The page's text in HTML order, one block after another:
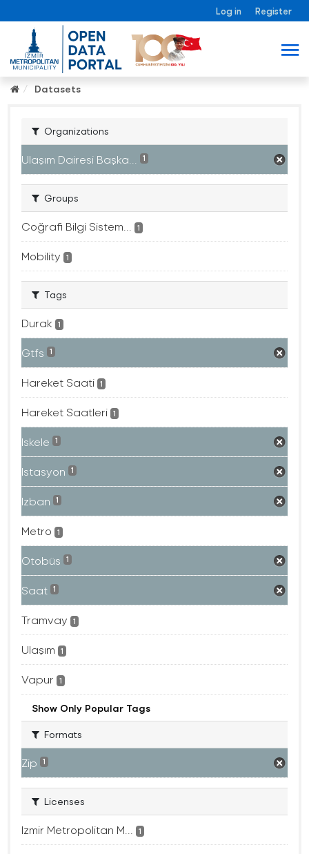
Log in Register
Datasets
Organizations
Ulaşım Dairesi Başka... 1
Groups
Coğrafi Bilgi Sistem... 1
Mobility 1
Tags
Durak 1
Gtfs 1
Hareket Saati 1
Hareket Saatleri 1
Iskele 1
Istasyon 1
Izban 1
Metro 1
Otobüs 1
Saat 1
Tramvay 1
Ulaşım 1
Vapur 1
Show Only Popular Tags
Formats
Zip 1
Licenses
Izmir Metropolitan M... 1